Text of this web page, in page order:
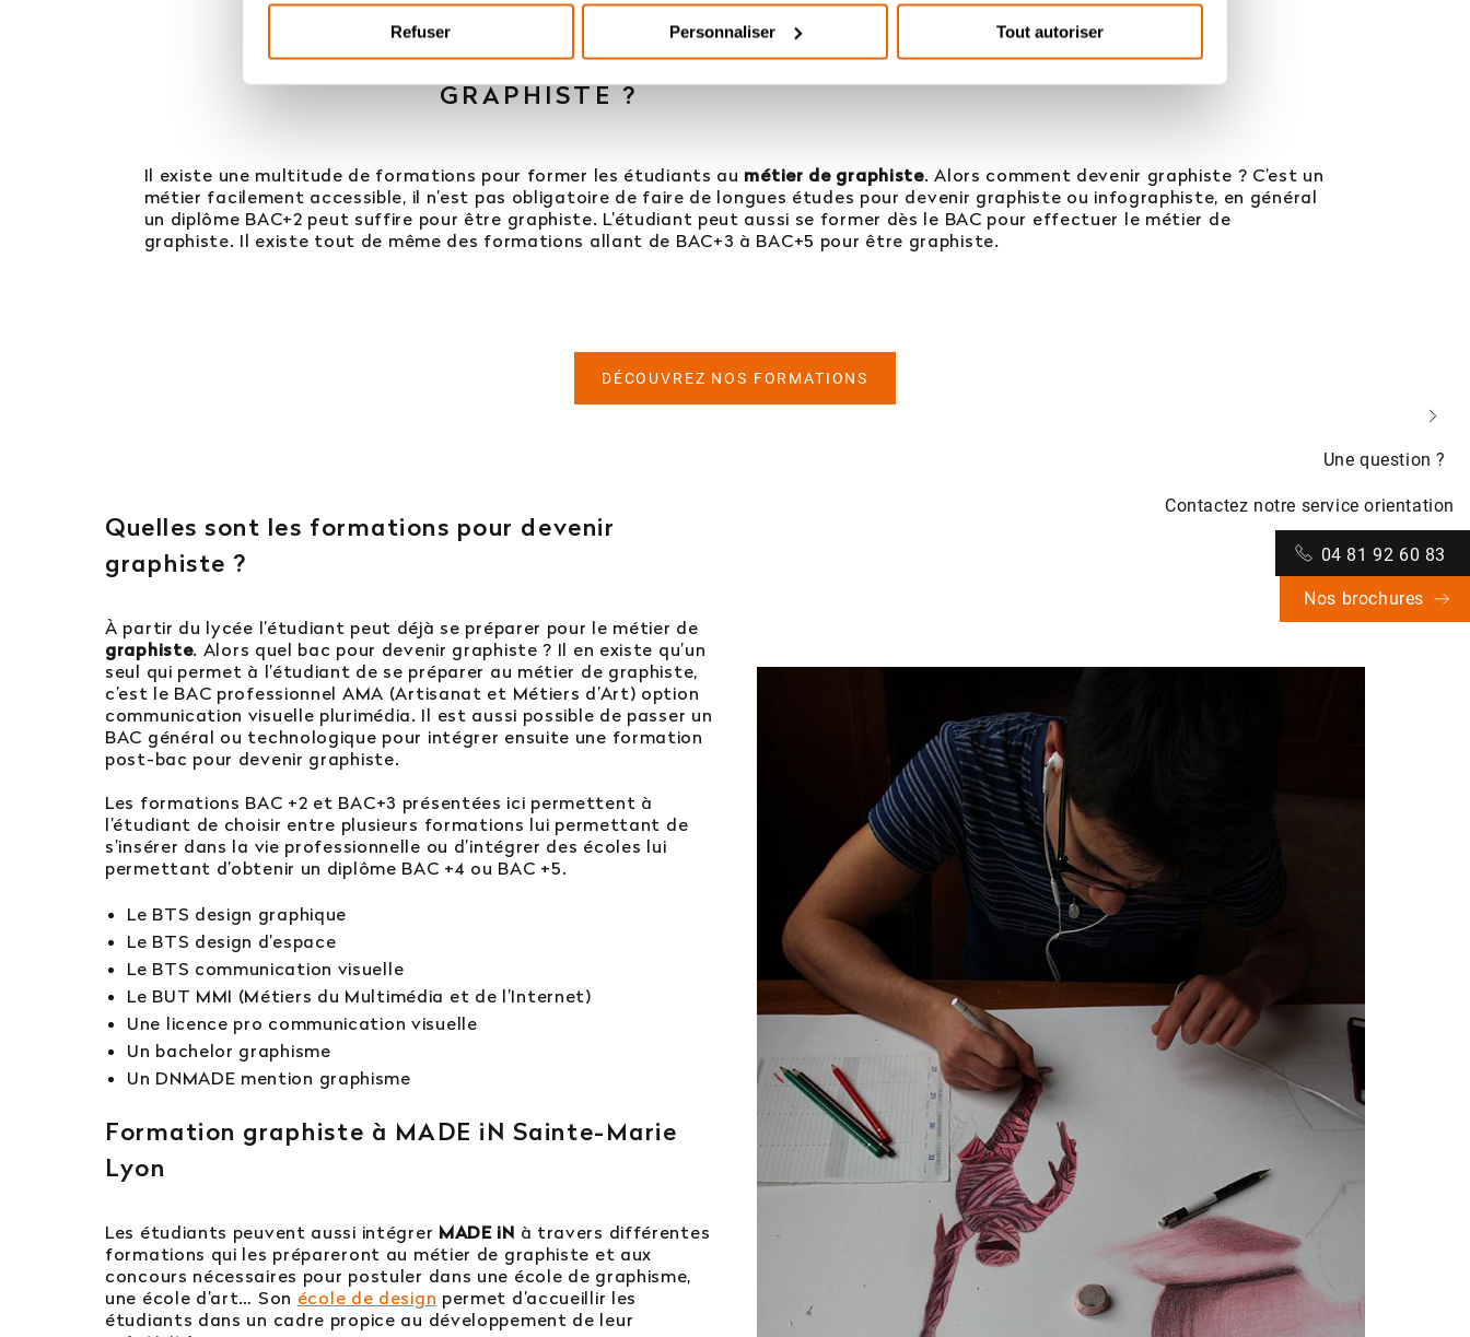
Refuser Personnaliser Tout autoriser
QUELLE FORMATION POUR DEVENIR
GRAPHISTE ?
Il existe une multitude de formations pour former les étudiants au métier de graphiste. Alors comment devenir graphiste ? C’est un
métier facilement accessible, il n’est pas obligatoire de faire de longues études pour devenir graphiste ou infographiste, en général
un diplôme BAC+2 peut suffire pour être graphiste. L’étudiant peut aussi se former dès le BAC pour effectuer le métier de
graphiste. Il existe tout de même des formations allant de BAC+3 à BAC+5 pour être graphiste.
DÉCOUVREZ NOS FORMATIONS
Quelles sont les formations pour devenir
graphiste ?
À partir du lycée l’étudiant peut déjà se préparer pour le métier de
graphiste. Alors quel bac pour devenir graphiste ? Il en existe qu’un
seul qui permet à l’étudiant de se préparer au métier de graphiste,
c’est le BAC professionnel AMA (Artisanat et Métiers d’Art) option
communication visuelle plurimédia. Il est aussi possible de passer un
BAC général ou technologique pour intégrer ensuite une formation
post-bac pour devenir graphiste.
Les formations BAC +2 et BAC+3 présentées ici permettent à
l’étudiant de choisir entre plusieurs formations lui permettant de
s’insérer dans la vie professionnelle ou d’intégrer des écoles lui
permettant d’obtenir un diplôme BAC +4 ou BAC +5.
Le BTS design graphique
Le BTS design d’espace
Le BTS communication visuelle
Le BUT MMI (Métiers du Multimédia et de l’Internet)
Une licence pro communication visuelle
Un bachelor graphisme
Un DNMADE mention graphisme
Formation graphiste à MADE iN Sainte-Marie
Lyon
Les étudiants peuvent aussi intégrer MADE iN à travers différentes
formations qui les prépareront au métier de graphiste et aux
concours nécessaires pour postuler dans une école de graphisme,
une école d’art… Son école de design permet d’accueillir les
étudiants dans un cadre propice au développement de leur
Une question ?
Contactez notre service orientation
04 81 92 60 83
Nos brochures